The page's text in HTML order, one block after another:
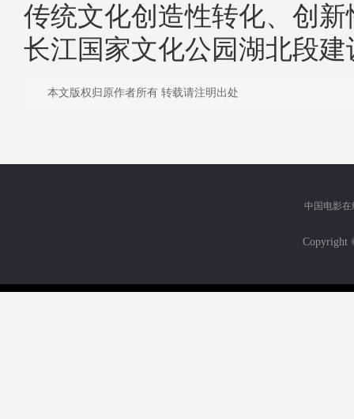
传统文化创造性转化、创
长江国家文化公园湖北段建
本文版权归原作者所有 转载请注明出处
中国电影在
Copyright